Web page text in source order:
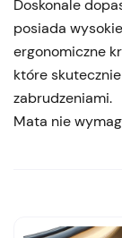
Doskonale
posiada
ergonomiczne
które
zabrudzeniami.
Mata nie